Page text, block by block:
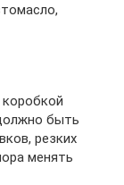
быть
резких
менять